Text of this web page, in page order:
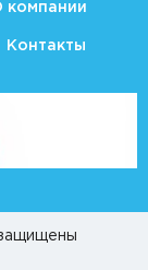
компании
Контакты